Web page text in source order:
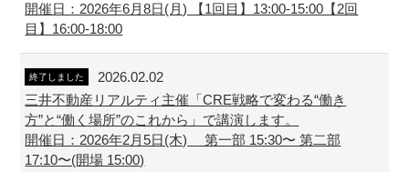
開催日：2026年6月8日(月) 【1回目】13:00-15:00【2回
目】16:00-18:00
終了しました
2026.02.02
三井不動産リアルティ主催「CRE戦略で変わる“働き
方”と“働く場所”のこれから」で講演します。
開催日：2026年2月5日(木) 第一部 15:30〜 第二部
17:10〜(開場 15:00)